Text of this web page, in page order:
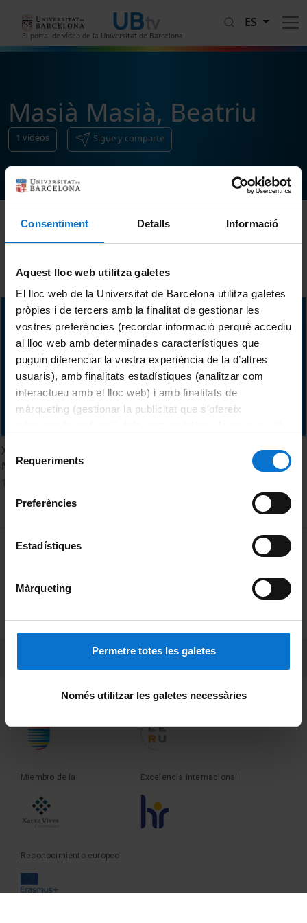
Consentiment Detalls Informació
Aquest lloc web utilitza galetes
El lloc web de la Universitat de Barcelona utilitza galetes
pròpies i de tercers amb la finalitat de gestionar les
vostres preferències (recordar informació perquè accediu
al lloc web amb determinades característiques que
puguin diferenciar la vostra experiència de la d’altres
usuaris), amb finalitats estadístiques (analitzar com
interactueu amb el lloc web) i amb finalitats de
màrqueting (gestionar la publicitat que s’ofereix
consultar laPolítica de galetes del lloc web de la
Selecció
de Requeriments
Preferències
Estadístiques
Màrqueting
Permetre totes les galetes
Només utilitzar les galetes necessàries
El portal de vídeo de la Universitat de Barcelona
ES
Masià Masià, Beatriu
1 vídeos Sigue y comparte
Ordenar
XXXIII Seminari DUODA. Primera Jornada. XVII Diàleg
Magistral amb Beatriu Masià Masià
MENÚ PEU 1
Privacidad y términos
Sobre UBtv
Fundadora de la Miembro de la
Miembro de la Excelencia internacional
Reconocimiento europeo